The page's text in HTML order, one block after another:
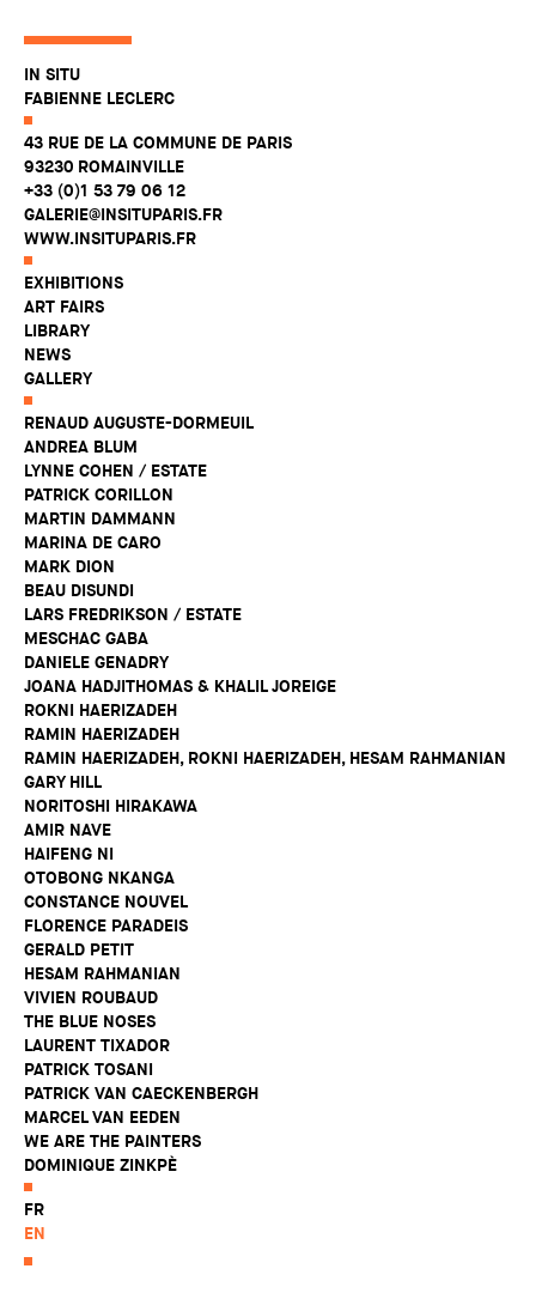
IN SITU
FABIENNE LECLERC
43 RUE DE LA COMMUNE DE PARIS
93230 ROMAINVILLE
+33 (0)1 53 79 06 12
GALERIE@INSITUPARIS.FR
WWW.INSITUPARIS.FR
EXHIBITIONS
ART FAIRS
LIBRARY
NEWS
GALLERY
RENAUD AUGUSTE-DORMEUIL
ANDREA BLUM
LYNNE COHEN / ESTATE
PATRICK CORILLON
MARTIN DAMMANN
MARINA DE CARO
MARK DION
BEAU DISUNDI
LARS FREDRIKSON / ESTATE
MESCHAC GABA
DANIELE GENADRY
JOANA HADJITHOMAS & KHALIL JOREIGE
ROKNI HAERIZADEH
RAMIN HAERIZADEH
RAMIN HAERIZADEH, ROKNI HAERIZADEH, HESAM RAHMANIAN
GARY HILL
NORITOSHI HIRAKAWA
AMIR NAVE
HAIFENG NI
OTOBONG NKANGA
CONSTANCE NOUVEL
FLORENCE PARADEIS
GERALD PETIT
HESAM RAHMANIAN
VIVIEN ROUBAUD
THE BLUE NOSES
LAURENT TIXADOR
PATRICK TOSANI
PATRICK VAN CAECKENBERGH
MARCEL VAN EEDEN
WE ARE THE PAINTERS
DOMINIQUE ZINKPÈ
FR
EN